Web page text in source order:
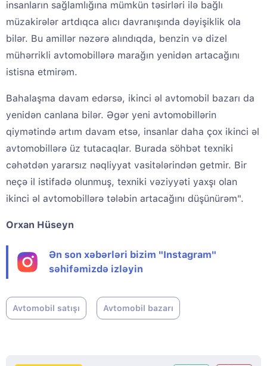
insanların sağlamlığına mümkün təsirləri ilə bağlı
müzakirələr artdıqca alıcı davranışında dəyişiklik ola
bilər. Bu amillər nəzərə alındıqda, benzin və dizel
mühərrikli avtomobillərə marağın yenidən artacağını
istisna etmirəm.
Bahalaşma davam edərsə, ikinci əl avtomobil bazarı da
yenidən canlana bilər. Əgər yeni avtomobillərin
qiymətində artım davam etsə, insanlar daha çox ikinci əl
avtomobillərə üz tutacaqlar. Burada söhbət texniki
cəhətdən yararsız nəqliyyat vasitələrindən getmir. Bir
neçə il istifadə olunmuş, texniki vəziyyəti yaxşı olan
ikinci əl avtomobillərə tələbin artacağını düşünürəm".
Orxan Hüseyn
Ən son xəbərləri bizim "Instagram"
səhifəmizdə izləyin
Avtomobil satışı Avtomobil bazarı